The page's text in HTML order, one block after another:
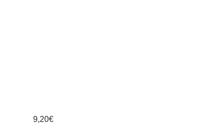
9,20€